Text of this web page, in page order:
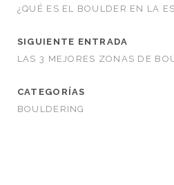
¿QUÉ ES EL BOULDER EN LA
SIGUIENTE ENTRADA
LAS 3 MEJORES ZONAS DE
CATEGORÍAS
BOULDERING